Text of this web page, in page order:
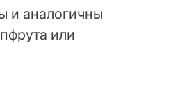
и аналогичны
или